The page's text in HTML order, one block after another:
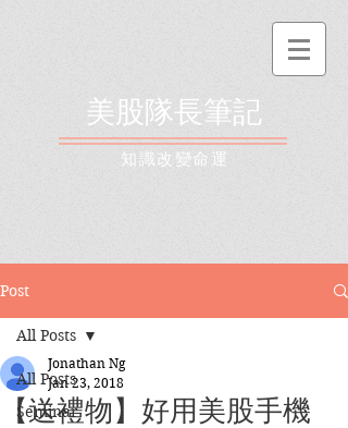
美股隊長筆記
​知識改變命運
Post
All Posts
Seminar
All Posts
【送禮物】好用美股手機
Jonathan Ng
Jan 23, 2018